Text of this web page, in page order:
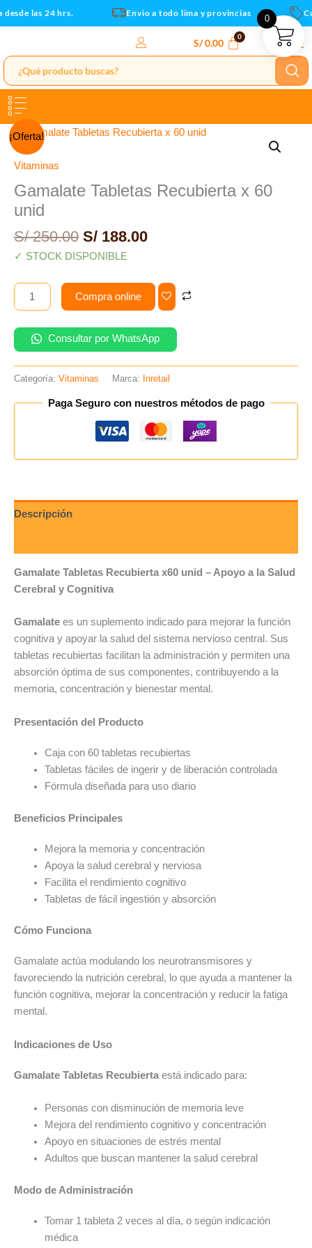
al
las 24 hrs. Envio a todo lima y provincias
S/0.00
¡Oferta!
Vitaminas
Gamalate Tabletas Recubierta x 60
unid
S/250.00
El
era:
S/ 250.00.
S/ 188.00
El
es:
S/ 188.00.
✓ STOCK DISPONIBLE
Gamalate
Tabletas
Recubierta
60
unid
cantidad
Compra online
Consultar por WhatsApp
Categoría: Vitaminas Marca: Inretail
Paga Seguro con nuestros métodos de pago
Descripción
Gamalate Tabletas Recubierta x60 unid – Apoyo a la Salud
Cerebral y Cognitiva
Gamalate es un suplemento indicado para mejorar la función
cognitiva y apoyar la salud del sistema nervioso central. Sus
tabletas recubiertas facilitan la administración y permiten una
absorción óptima de sus componentes, contribuyendo a la
memoria, concentración y bienestar mental.
Presentación del Producto
Caja con 60 tabletas recubiertas
Tabletas fáciles de ingerir y de liberación controlada
Fórmula diseñada para uso diario
Beneficios Principales
Mejora la memoria y concentración
Apoya la salud cerebral y nerviosa
Facilita el rendimiento cognitivo
Tabletas de fácil ingestión y absorción
Cómo Funciona
Gamalate actúa modulando los neurotransmisores y
favoreciendo la nutrición cerebral, lo que ayuda a mantener la
función cognitiva, mejorar la concentración y reducir la fatiga
mental.
Indicaciones de Uso
Gamalate Tabletas Recubierta está indicado para:
Personas con disminución de memoria leve
Mejora del rendimiento cognitivo y concentración
Apoyo en situaciones de estrés mental
Adultos que buscan mantener la salud cerebral
Modo de Administración
Tomar 1 tableta 2 veces al día, o según indicación
médica
0
cantidad